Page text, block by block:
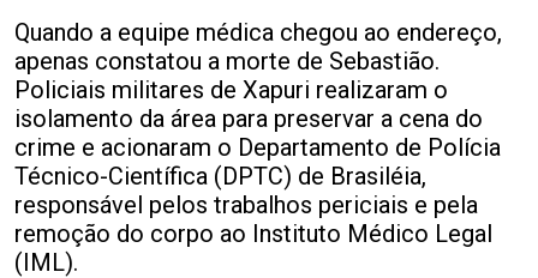
Quando a equipe médica chegou ao endereço,
apenas constatou a morte de Sebastião.
Policiais militares de Xapuri realizaram o
isolamento da área para preservar a cena do
crime e acionaram o Departamento de Polícia
Técnico-Científica (DPTC) de Brasiléia,
responsável pelos trabalhos periciais e pela
remoção do corpo ao Instituto Médico Legal
(IML).